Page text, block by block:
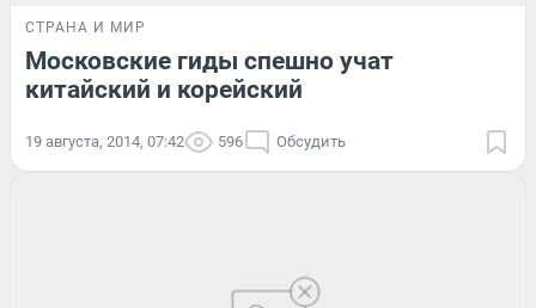
СТРАНА И МИР
Московские гиды спешно учат
китайский и корейский
19 августа, 2014, 07:42 596 Обсудить